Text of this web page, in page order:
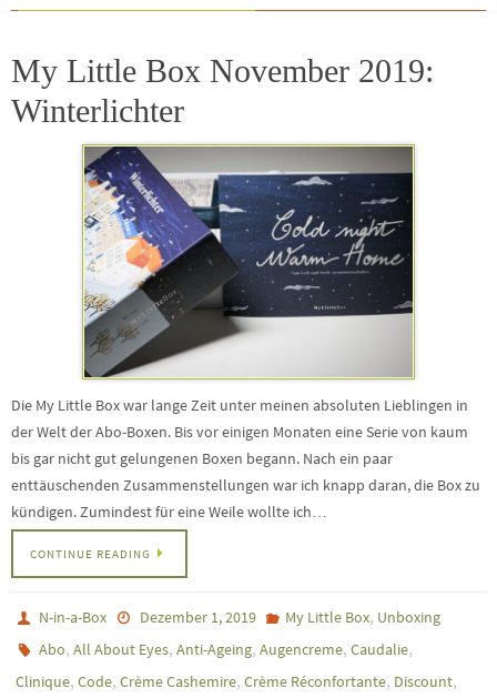
My Little Box November 2019:
Winterlichter
Die My Little Box war lange Zeit unter meinen absoluten Lieblingen in
der Welt der Abo-Boxen. Bis vor einigen Monaten eine Serie von kaum
bis gar nicht gut gelungenen Boxen begann. Nach ein paar
enttäuschenden Zusammenstellungen war ich knapp daran, die Box zu
kündigen. Zumindest für eine Weile wollte ich…
CONTINUE READING
N-in-a-Box Dezember 1, 2019 My Little Box, Unboxing
Abo,All About Eyes,Anti-Ageing,Augencreme,Caudalie,
Clinique, Code, Crème Cashemire, Crème Réconfortante, Discount,